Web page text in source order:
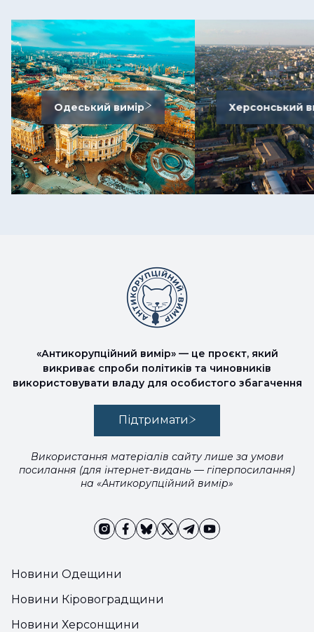
Одеський вимір Херсонський
Новини Одещини
Новини Кіровоградщини
Новини Херсонщини
«Антикорупційний вимір» — це проєкт, який
викриває спроби політиків та чиновників
використовувати владу для особистого збагачення
Підтримати
Використання матеріалів сайту лише за умови
посилання (для інтернет-видань — гіперпосилання)
на «Антикорупційний вимір»